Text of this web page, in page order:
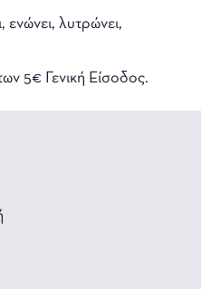
ενώνει, λυτρώνει,
5€ Γενική Είσοδος.